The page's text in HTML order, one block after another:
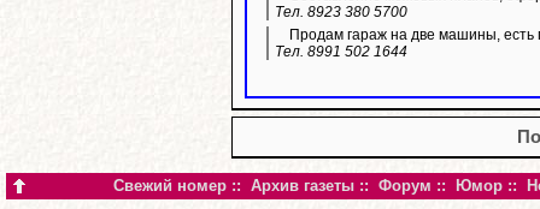
Тел. 8923 380 5700
Продам гараж на две машины, есть
Тел. 8991 502 1644
Свежий номер :: Архив газеты :: Форум :: Юмор ::